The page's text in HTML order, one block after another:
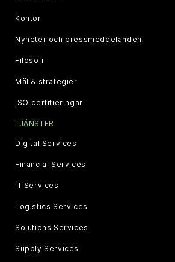
Kontor
Nyheter och pressmeddelanden
Filosofi
Mål & strategier
ISO‑certifieringar
TJÄNSTER
Digital Services
Financial Services
IT Services
Logistics Services
Solutions Services
Supply Services